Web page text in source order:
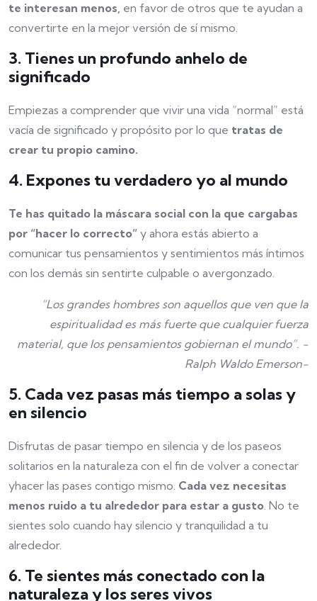
te interesan menos, en favor de otros que te ayudan a
convertirte en la mejor versión de sí mismo.
3. Tienes un profundo anhelo de
significado
Empiezas a comprender que vivir una vida “normal” está
vacía de significado y propósito por lo que tratas de
crear tu propio camino.
4. Expones tu verdadero yo al mundo
Te has quitado la máscara social con la que cargabas
por “hacer lo correcto” y ahora estás abierto a
comunicar tus pensamientos y sentimientos más íntimos
con los demás sin sentirte culpable o avergonzado.
“Los grandes hombres son aquellos que ven que la
espiritualidad es más fuerte que cualquier fuerza
material, que los pensamientos gobiernan el mundo”. -
Ralph Waldo Emerson-
5. Cada vez pasas más tiempo a solas y
en silencio
Disfrutas de pasar tiempo en silencia y de los paseos
solitarios en la naturaleza con el fin de volver a conectar
yhacer las pases contigo mismo. Cada vez necesitas
menos ruido a tu alrededor para estar a gusto. No te
sientes solo cuando hay silencio y tranquilidad a tu
alrededor.
6. Te sientes más conectado con la
naturaleza y los seres vivos